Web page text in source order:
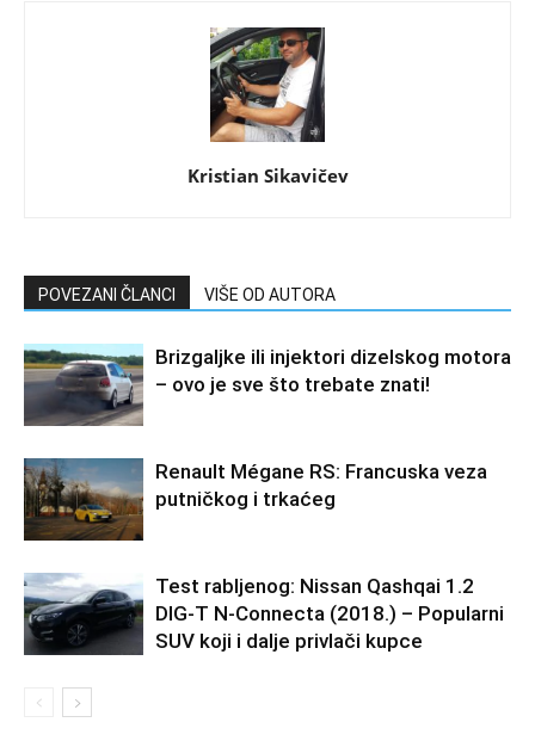
Kristian Sikavičev
POVEZANI ČLANCI VIŠE OD AUTORA
Brizgaljke ili injektori dizelskog motora
– ovo je sve što trebate znati!
Renault Mégane RS: Francuska veza
putničkog i trkaćeg
Test rabljenog: Nissan Qashqai 1.2
DIG-T N-Connecta (2018.) – Popularni
SUV koji i dalje privlači kupce